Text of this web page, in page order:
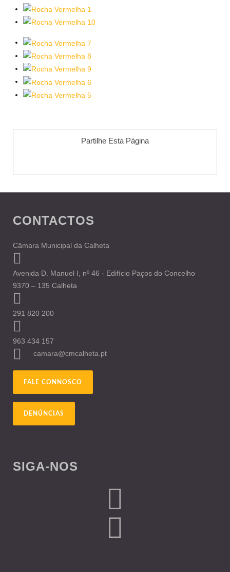
Partilhe Esta Página
CONTACTOS
Câmara Municipal da Calheta
Avenida D. Manuel I, nº 46 - Edifício Paços do Concelho
9370 – 135 Calheta
291 820 200
963 434 157
camara@cmcalheta.pt
FALE CONNOSCO
DENÚNCIAS
SIGA-NOS